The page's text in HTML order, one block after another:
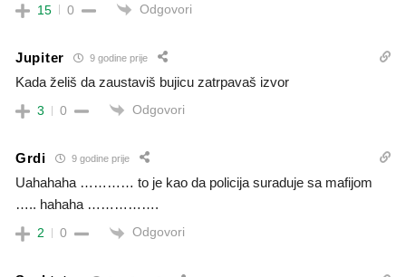
15 0 Odgovori
Jupiter 9 godine prije
Kada želiš da zaustaviš bujicu zatrpavaš izvor
3 0 Odgovori
Grdi 9 godine prije
Uahahaha ………… to je kao da policija suraduje sa mafijom
….. hahaha …………….
2 0 Odgovori